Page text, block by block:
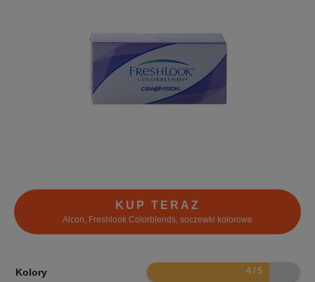
KUP TERAZ
Alcon, Freshlook Colorblends, soczewki kolorowe
Kolory 8